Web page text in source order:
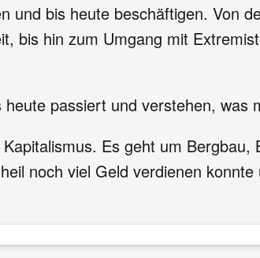
und bis heute beschäftigen. Von
bis hin zum Umgang mit
passiert und verstehen, was
Es geht um Bergbau,
noch viel Geld verdienen